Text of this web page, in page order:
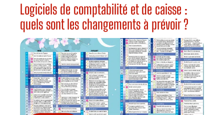
Logiciels de comptabilité et de caisse :
quels sont les changements à prévoir ?